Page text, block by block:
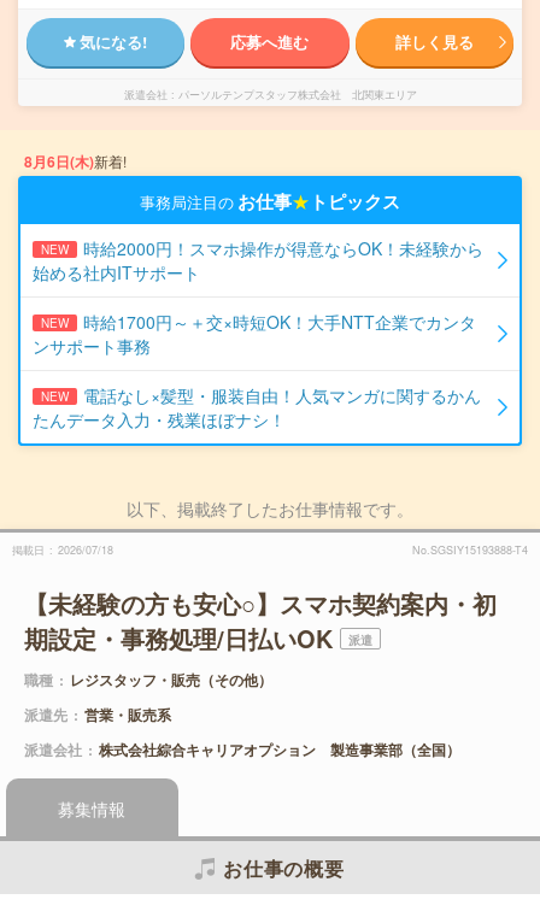
気になる! 応募へ進む 詳しく見る
派遣会社 パーソルテンプスタッフ株式会社 北関東エリア
8月6日(木)新着!
事務局注目の お仕事★ トピックス
NEW
時給2000円！スマホ操作が得意ならOK！未経験から
始める社内ITサポート
NEW
時給1700円～＋交×時短OK！大手NTT企業でカンタ
ンサポート事務
NEW
電話なし×髪型・服装自由！人気マンガに関するかん
たんデータ入力・残業ほぼナシ！
以下、掲載終了したお仕事情報です。
掲載日 2026/07/18 No.SGSIY15193888-T4
【未経験の方も安心○】スマホ契約案内・初
期設定・事務処理/日払いOK
派遣
職種
レジスタッフ・販売（その他）
派遣先
営業・販売系
派遣会社
株式会社綜合キャリアオプション 製造事業部（全国）
募集情報
お仕事の概要